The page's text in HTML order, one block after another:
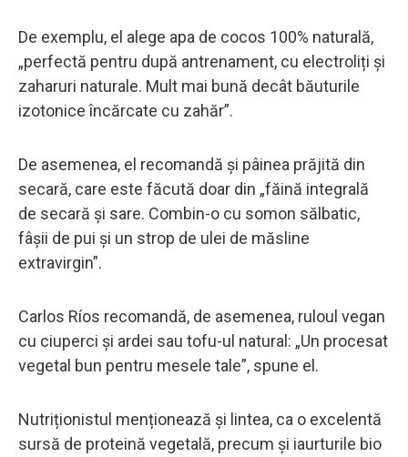
De exemplu, el alege apa de cocos 100% naturală,
„perfectă pentru după antrenament, cu electroliți și
zaharuri naturale. Mult mai bună decât băuturile
izotonice încărcate cu zahăr”.
De asemenea, el recomandă și pâinea prăjită din
secară, care este făcută doar din „făină integrală
de secară și sare. Combin-o cu somon sălbatic,
fâșii de pui și un strop de ulei de măsline
extravirgin”.
Carlos Ríos recomandă, de asemenea, ruloul vegan
cu ciuperci și ardei sau tofu-ul natural: „Un procesat
vegetal bun pentru mesele tale”, spune el.
Nutriționistul menționează și lintea, ca o excelentă
sursă de proteină vegetală, precum și iaurturile bio